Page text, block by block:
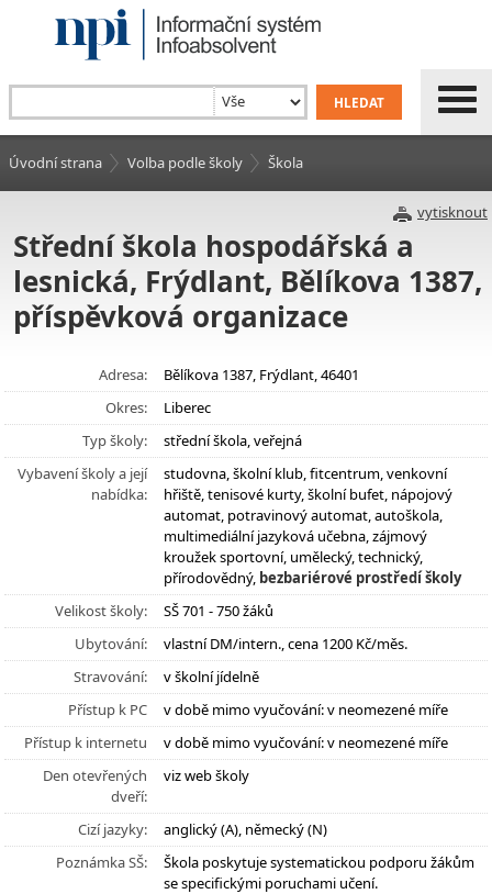
Úvodní strana Volba podle školy Škola
vytisknout
Střední škola hospodářská a
lesnická, Frýdlant, Bělíkova 1387,
příspěvková organizace
Adresa:
Bělíkova 1387, Frýdlant, 46401
Okres:
Liberec
Typ školy:
střední škola, veřejná
Vybavení školy a její
nabídka:
studovna, školní klub, fitcentrum, venkovní
hřiště, tenisové kurty, školní bufet, nápojový
automat, potravinový automat, autoškola,
multimediální jazyková učebna, zájmový
kroužek sportovní, umělecký, technický,
přírodovědný, bezbariérové prostředí školy
Velikost školy:
SŠ 701 - 750 žáků
Ubytování:
vlastní DM/intern., cena 1200 Kč/měs.
Stravování:
v školní jídelně
Přístup k PC
v době mimo vyučování: v neomezené míře
Přístup k internetu
v době mimo vyučování: v neomezené míře
Den otevřených
dveří:
viz web školy
Cizí jazyky:
anglický (A), německý (N)
Poznámka SŠ:
Škola poskytuje systematickou podporu žákům
se specifickými poruchami učení.